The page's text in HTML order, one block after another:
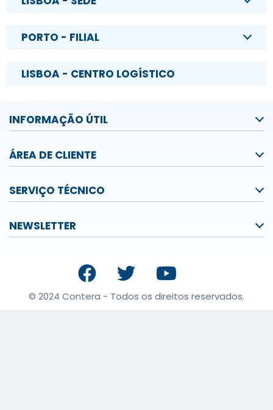
PORTO - FILIAL
LISBOA - CENTRO LOGÍSTICO
INFORMAÇÃO ÚTIL
ÁREA DE CLIENTE
SERVIÇO TÉCNICO
NEWSLETTER
© 2024 Contera - Todos os direitos reservados.